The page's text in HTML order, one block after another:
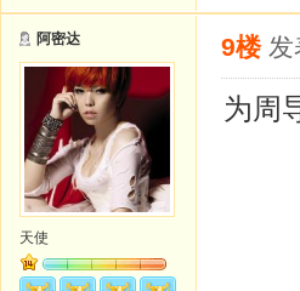
阿密达
天使
9楼
为周